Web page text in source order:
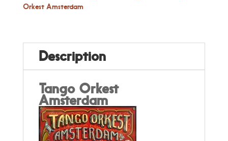
Orkest Amsterdam
Description
Tango Orkest
Amsterdam